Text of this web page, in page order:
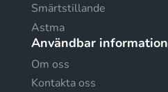
Smärtstillande
Astma
Användbar information
Om oss
Kontakta oss